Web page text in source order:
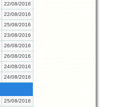
22/08/2016
22/08/2016
25/08/2016
23/08/2016
26/08/2016
26/08/2016
24/08/2016
24/08/2016
25/08/2016